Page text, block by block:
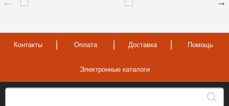
Контакты Оплата Доставка Помощь
Электронные каталоги